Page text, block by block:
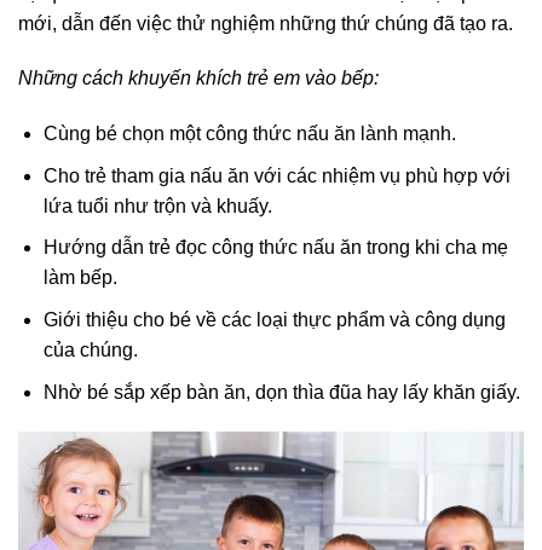
mới, dẫn đến việc thử nghiệm những thứ chúng đã tạo ra.
Những cách khuyến khích trẻ em vào bếp:
Cùng bé chọn một công thức nấu ăn lành mạnh.
Cho trẻ tham gia nấu ăn với các nhiệm vụ phù hợp với
lứa tuổi như trộn và khuấy.
Hướng dẫn trẻ đọc công thức nấu ăn trong khi cha mẹ
làm bếp.
Giới thiệu cho bé về các loại thực phẩm và công dụng
của chúng.
Nhờ bé sắp xếp bàn ăn, dọn thìa đũa hay lấy khăn giấy.